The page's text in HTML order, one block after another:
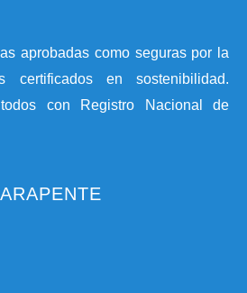
aprobadas como seguras por la
certificados en sostenibilidad.
con Registro Nacional de